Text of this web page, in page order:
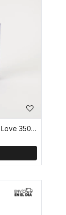
Termo con tapon cebador Just Love 350 ml - Azul